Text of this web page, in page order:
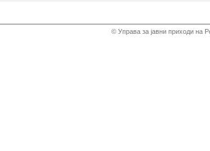
© Управа за јавни приходи на